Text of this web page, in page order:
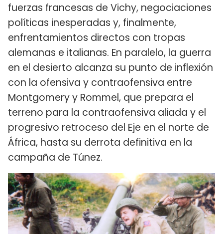
fuerzas francesas de Vichy, negociaciones
políticas inesperadas y, finalmente,
enfrentamientos directos con tropas
alemanas e italianas. En paralelo, la guerra
en el desierto alcanza su punto de inflexión
con la ofensiva y contraofensiva entre
Montgomery y Rommel, que prepara el
terreno para la contraofensiva aliada y el
progresivo retroceso del Eje en el norte de
África, hasta su derrota definitiva en la
campaña de Túnez.